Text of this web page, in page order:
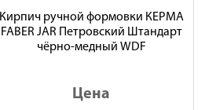
Кирпич ручной формовки КЕРМА
FABER JAR Петровский Штандарт
чёрно-медный WDF
Цена